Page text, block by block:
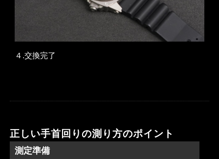
４.交換完了
正しい手首回りの測り方のポイント
測定準備